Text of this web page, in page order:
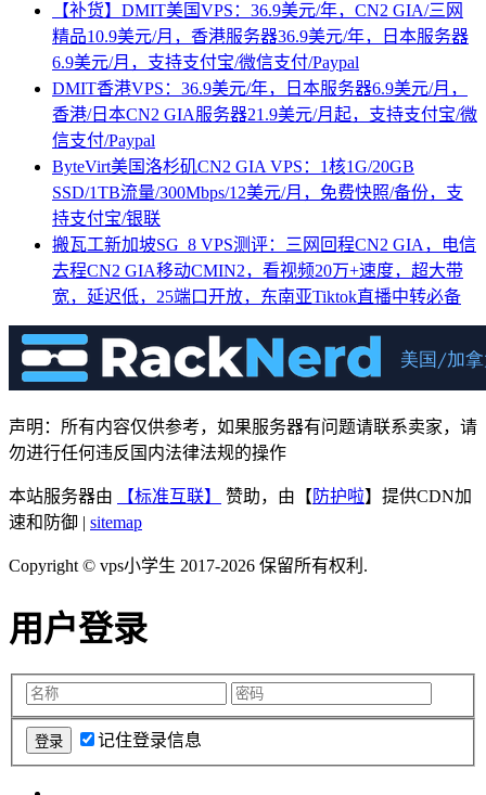
【补货】DMIT美国VPS：36.9美元/年，CN2 GIA/三网
精品10.9美元/月，香港服务器36.9美元/年，日本服务器
6.9美元/月，支持支付宝/微信支付/Paypal
DMIT香港VPS：36.9美元/年，日本服务器6.9美元/月，
香港/日本CN2 GIA服务器21.9美元/月起，支持支付宝/微
信支付/Paypal
ByteVirt美国洛杉矶CN2 GIA VPS：1核1G/20GB
SSD/1TB流量/300Mbps/12美元/月，免费快照/备份，支
持支付宝/银联
搬瓦工新加坡SG_8 VPS测评：三网回程CN2 GIA，电信
去程CN2 GIA移动CMIN2，看视频20万+速度，超大带
宽，延迟低，25端口开放，东南亚Tiktok直播中转必备
声明：所有内容仅供参考，如果服务器有问题请联系卖家，请
勿进行任何违反国内法律法规的操作
本站服务器由 【标准互联】 赞助，由【 防护啦】提供CDN加
速和防御 | sitemap
Copyright © vps小学生 2017-2026 保留所有权利.
用户登录
记住登录信息